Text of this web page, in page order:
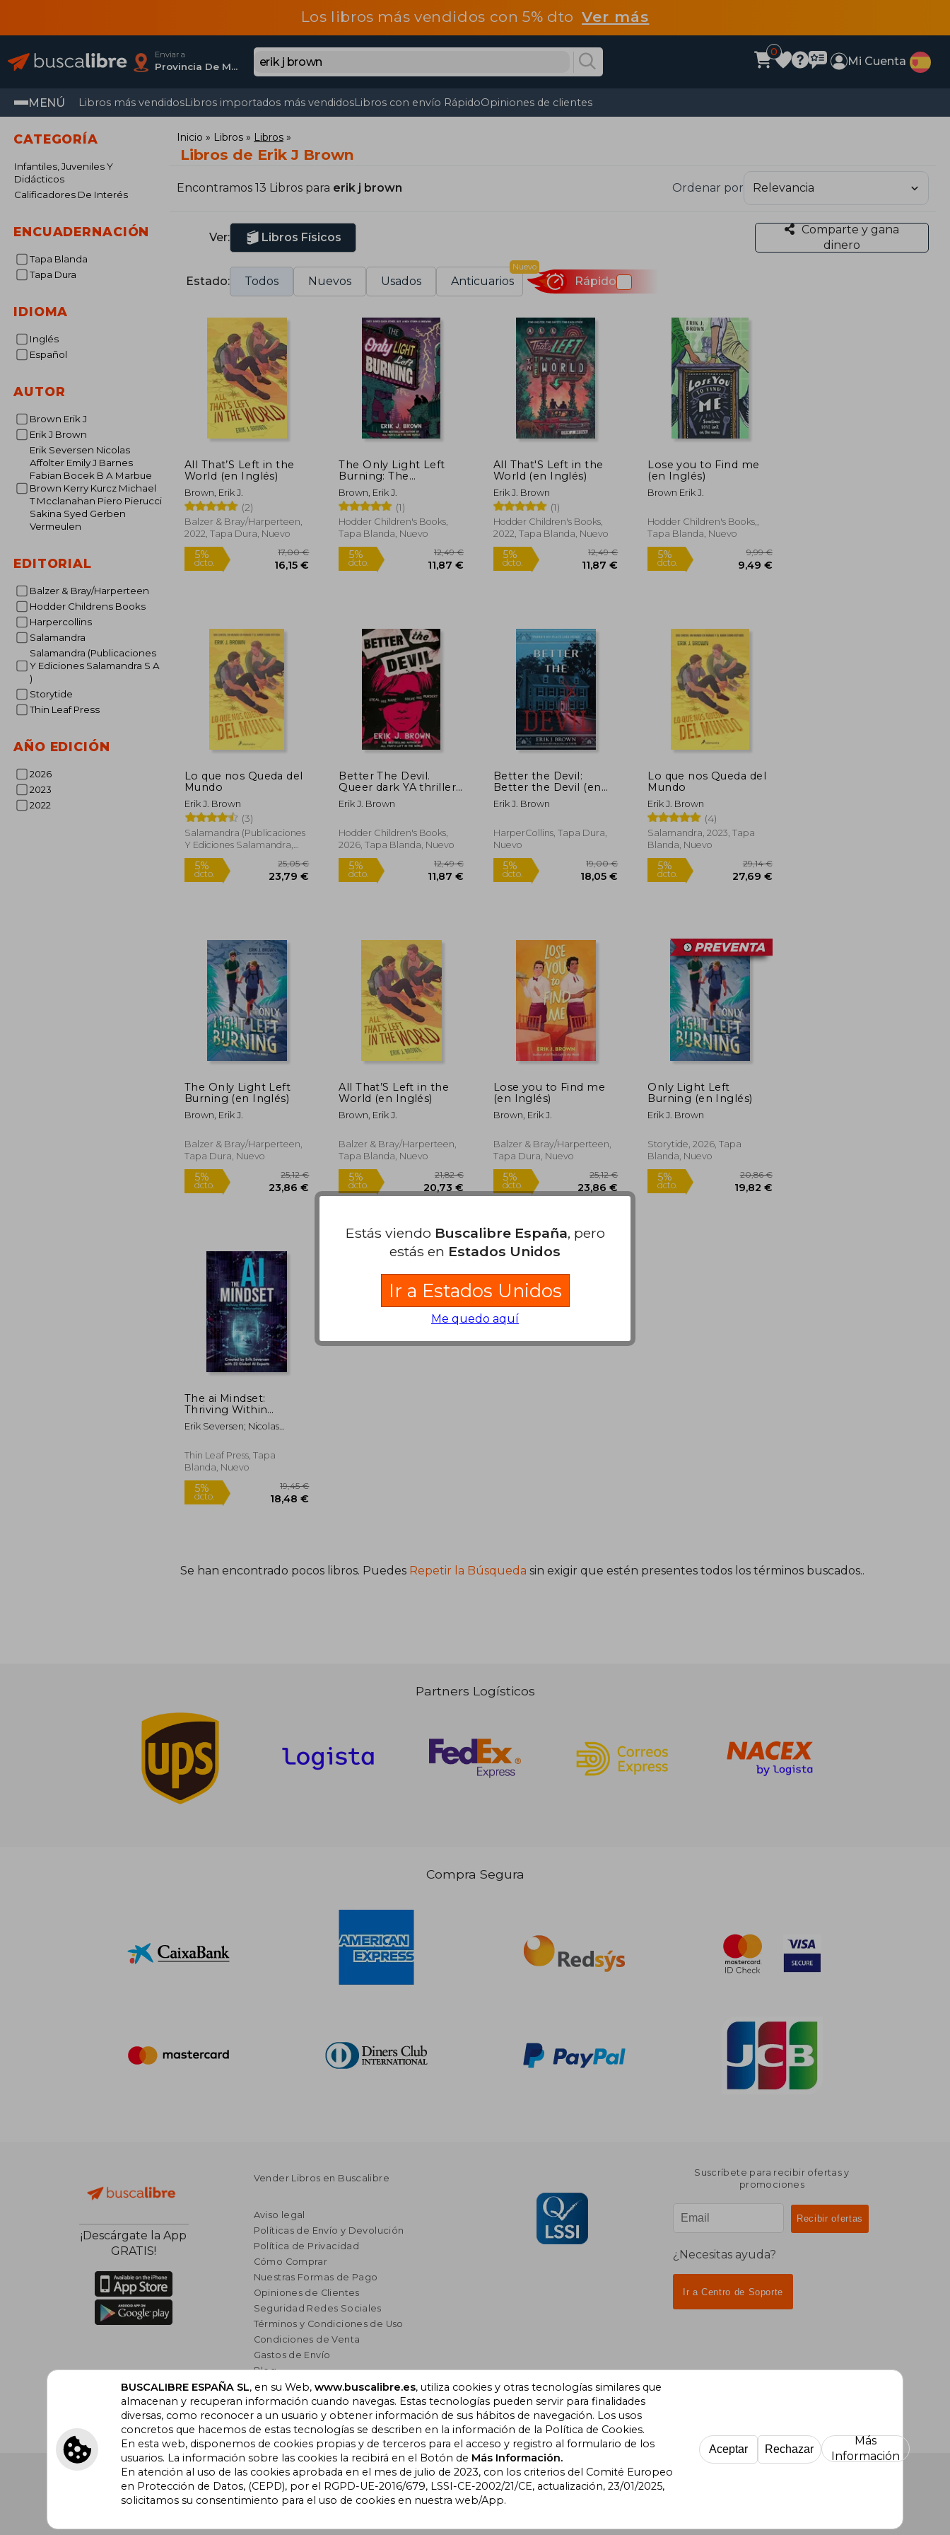
Los libros más vendidos con 5% dtoVer más
Enviar a
Provincia De Madrid
0
Mi Cuenta
MENÚ Libros más vendidosLibros importados más vendidosLibros con envío RápidoOpiniones de clientes
CATEGORÍA
Infantiles, Juveniles Y
Didácticos
Calificadores De Interés
ENCUADERNACIÓN
Tapa Blanda
Tapa Dura
IDIOMA
Inglés
Español
AUTOR
Brown Erik J
Erik J Brown
Erik Seversen Nicolas
Affolter Emily J Barnes
Fabian Bocek B A Marbue
Brown Kerry Kurcz Michael
T Mcclanahan Piero Pierucci
Sakina Syed Gerben
Vermeulen
EDITORIAL
Balzer & Bray/Harperteen
Hodder Childrens Books
Harpercollins
Salamandra
Salamandra (Publicaciones
Y Ediciones Salamandra S A
)
Storytide
Thin Leaf Press
AÑO EDICIÓN
2026
2023
2022
Inicio Libros Libros
Libros de Erik J Brown
Encontramos 13 Libros para erik j brown Ordenar por
Ver: Libros Físicos
Comparte y gana
dinero
Estado: Todos Nuevos Usados Anticuarios
Nuevo
Rápido
All That’S Left in the
World (en Inglés)
Brown, Erik J.
(2)
Balzer & Bray/Harperteen,
2022, Tapa Dura, Nuevo
The Only Light Left
Burning: The
Astounding Sequel to
All That's Left in the
World (en Inglés)
Brown, Erik J.
(1)
Hodder Children's Books,
Tapa Blanda, Nuevo
All That'S Left in the
World (en Inglés)
Erik J. Brown
(1)
Hodder Children's Books,
2022, Tapa Blanda, Nuevo
11,87 €
Lose you to Find me
(en Inglés)
Brown Erik J.
Hodder Children's Books,,
Tapa Blanda, Nuevo
Lo que nos Queda del
Mundo
Erik J. Brown
(3)
Salamandra (Publicaciones
Y Ediciones Salamandra,
S.A.), 2023, 1 Edición, Tapa
Blanda, Nuevo
5%
dcto.
Better The Devil.
Queer dark YA thriller
from the bestselling
author of All That's
Erik J. Brown
Hodder Children's Books,
2026, Tapa Blanda, Nuevo
5%
dcto.
Better the Devil:
Better the Devil (en
Inglés)
Erik J. Brown
HarperCollins, Tapa Dura,
Nuevo
5%
dcto.
19,00 €
18,05 €
Lo que nos Queda del
Mundo
Erik J. Brown
(4)
Salamandra, 2023, Tapa
Blanda, Nuevo
5%
dcto.
The Only Light Left
Burning (en Inglés)
Brown, Erik J.
Balzer & Bray/Harperteen,
Tapa Dura, Nuevo
5%
dcto.
All That’S Left in the
World (en Inglés)
Brown, Erik J.
Balzer & Bray/Harperteen,
Tapa Blanda, Nuevo
5% 21,82 €
20,73 €
Lose you to Find me
(en Inglés)
Brown, Erik J.
Balzer & Bray/Harperteen,
Tapa Dura, Nuevo
5%
Only Light Left
Burning (en Inglés)
Erik J. Brown
Storytide, 2026, Tapa
Blanda, Nuevo
The ai Mindset:
Thriving Within
Civilization's Next big
Disruption (en Inglés)
Erik Seversen; Nicolas
Fabian Bocek; B. A. Marbue
Brown; Kerry Kurcz; Michael
T. Mcclanahan; Piero
Pierucci; Sakina Syed;
Gerben Vermeulen
Thin Leaf Press, Tapa
Blanda, Nuevo
Se han encontrado pocos libros. Puedes Repetir la Búsqueda sin exigir que estén presentes todos los términos buscados..
Partners Logísticos
Compra Segura
¡Descárgate la App
GRATIS!
Vender Libros en Buscalibre
Aviso legal
Políticas de Envío y Devolución
Política de Privacidad
Cómo Comprar
Nuestras Formas de Pago
Opiniones de Clientes
Seguridad Redes Sociales
Términos y Condiciones de Uso
Condiciones de Venta
Gastos de Envío
Blog
Lista de autores
Incentivo a la Lectura
Libros Recomendados
Suscríbete para recibir ofertas y
promociones
¿Necesitas ayuda?
Ir a Centro de Soporte
Buscalibre España. Calle Energía, 65, Nave 3 (08940), Cornellà de Llobregat,
Barcelona. Derechos Reservados.
Buscalibre Colombia Buscalibre Ecuador Buscalibre España
Estás viendo Buscalibre España, pero
estás en Estados Unidos
Ir a Estados Unidos
Me quedo aquí
BUSCALIBRE ESPAÑA SL, en su Web, www.buscalibre.es, utiliza cookies y otras tecnologías similares que
almacenan y recuperan información cuando navegas. Estas tecnologías pueden servir para finalidades
diversas, como reconocer a un usuario y obtener información de sus hábitos de navegación. Los usos
concretos que hacemos de estas tecnologías se describen en la información de la Política de Cookies.
En esta web, disponemos de cookies propias y de terceros para el acceso y registro al formulario de los
usuarios. La información sobre las cookies la recibirá en el Botón de Más Información.
En atención al uso de las cookies aprobada en el mes de julio de 2023, con los criterios del Comité Europeo
en Protección de Datos, (CEPD), por el RGPD-UE-2016/679, LSSI-CE-2002/21/CE, actualización, 23/01/2025,
solicitamos su consentimiento para el uso de cookies en nuestra web/App.
Aceptar Rechazar
Más
Información